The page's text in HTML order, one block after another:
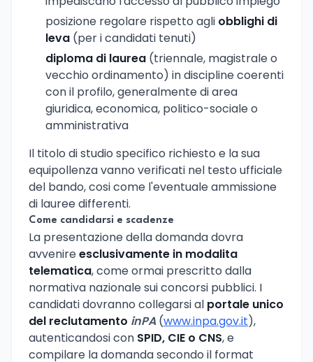
posizione regolare rispetto agli obblighi di
leva (per i candidati tenuti)
diploma di laurea (triennale, magistrale o
vecchio ordinamento) in discipline coerenti
con il profilo, generalmente di area
giuridica, economica, politico-sociale o
amministrativa
Il titolo di studio specifico richiesto e la sua
equipollenza vanno verificati nel testo ufficiale
del bando, cosi come l'eventuale ammissione
di lauree differenti.
Come candidarsi e scadenze
La presentazione della domanda dovra
avvenireesclusivamente in modalita
telematica, come ormai prescritto dalla
normativa nazionale sui concorsi pubblici. I
candidati dovranno collegarsi al portale unico
del reclutamento inPA (www.inpa.gov.it),
autenticandosi con SPID, CIE o CNS, e
compilare la domanda secondo il format